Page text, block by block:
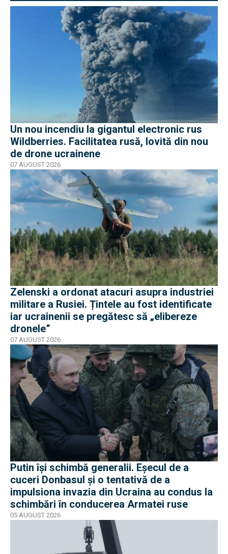
Un nou incendiu la gigantul electronic rus
Wildberries. Facilitatea rusă, lovită din nou
de drone ucrainene
07 AUGUST 2026
Zelenski a ordonat atacuri asupra industriei
militare a Rusiei. Țintele au fost identificate
iar ucrainenii se pregătesc să „elibereze
dronele”
07 AUGUST 2026
Putin își schimbă generalii. Eșecul de a
cuceri Donbasul și o tentativă de a
impulsiona invazia din Ucraina au condus la
schimbări în conducerea Armatei ruse
05 AUGUST 2026